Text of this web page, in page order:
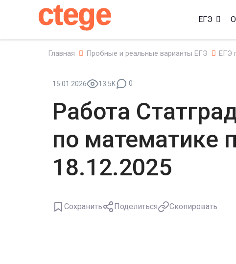
ctege ЕГЭ
Главная Пробные и реальные варианты ЕГЭ ЕГЭ
15.01.2026 13.5K 0
Работа
по математике
18.12.2025
Сохранить Поделиться Скопировать